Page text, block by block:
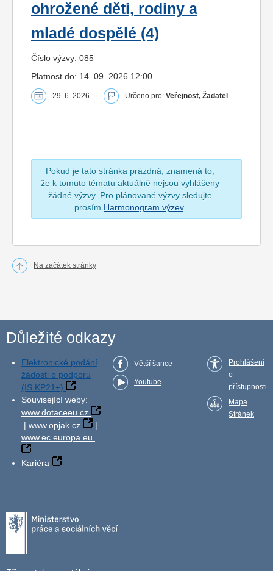
ohrožené děti, rodiny a
mladé dospělé (4)
Číslo výzvy: 085
Platnost do: 14. 09. 2026 12:00
29. 6. 2026 Určeno pro: Veřejnost, Žadatel
Pokud je tato stránka prázdná, znamená to,
že k tomuto tématu aktuálně nejsou vyhlášeny
žádné výzvy. Pro plánované výzvy sledujte
prosím Harmonogram výzev.
Na začátek stránky
Důležité odkazy
Elektronické podání
žádosti o podporu
(IS KP21+)
Související weby:
www.dotaceeu.cz
| www.opjak.cz
|
www.ec.europa.eu
Kariéra
Větší šance
Youtube
Prohlášení
o
přístupnosti
Mapa
Stránek